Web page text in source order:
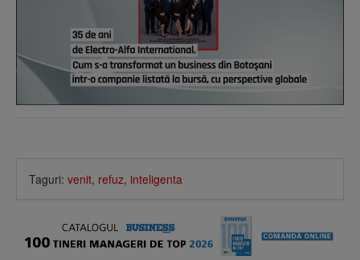
Taguri: venit, refuz, inteligenta